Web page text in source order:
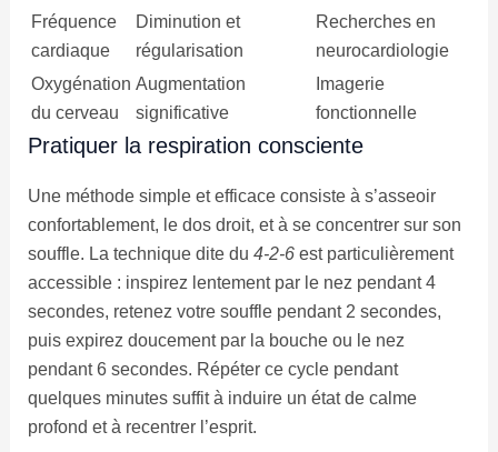
Fréquence
cardiaque
Diminution et
régularisation
Recherches en
neurocardiologie
Oxygénation
du cerveau
Augmentation
significative
Imagerie
fonctionnelle
Pratiquer la respiration consciente
Une méthode simple et efficace consiste à s’asseoir
confortablement, le dos droit, et à se concentrer sur son
souffle. La technique dite du 4-2-6est particulièrement
accessible : inspirez lentement par le nez pendant 4
secondes, retenez votre souffle pendant 2 secondes,
puis expirez doucement par la bouche ou le nez
pendant 6 secondes. Répéter ce cycle pendant
quelques minutes suffit à induire un état de calme
profond et à recentrer l’esprit.